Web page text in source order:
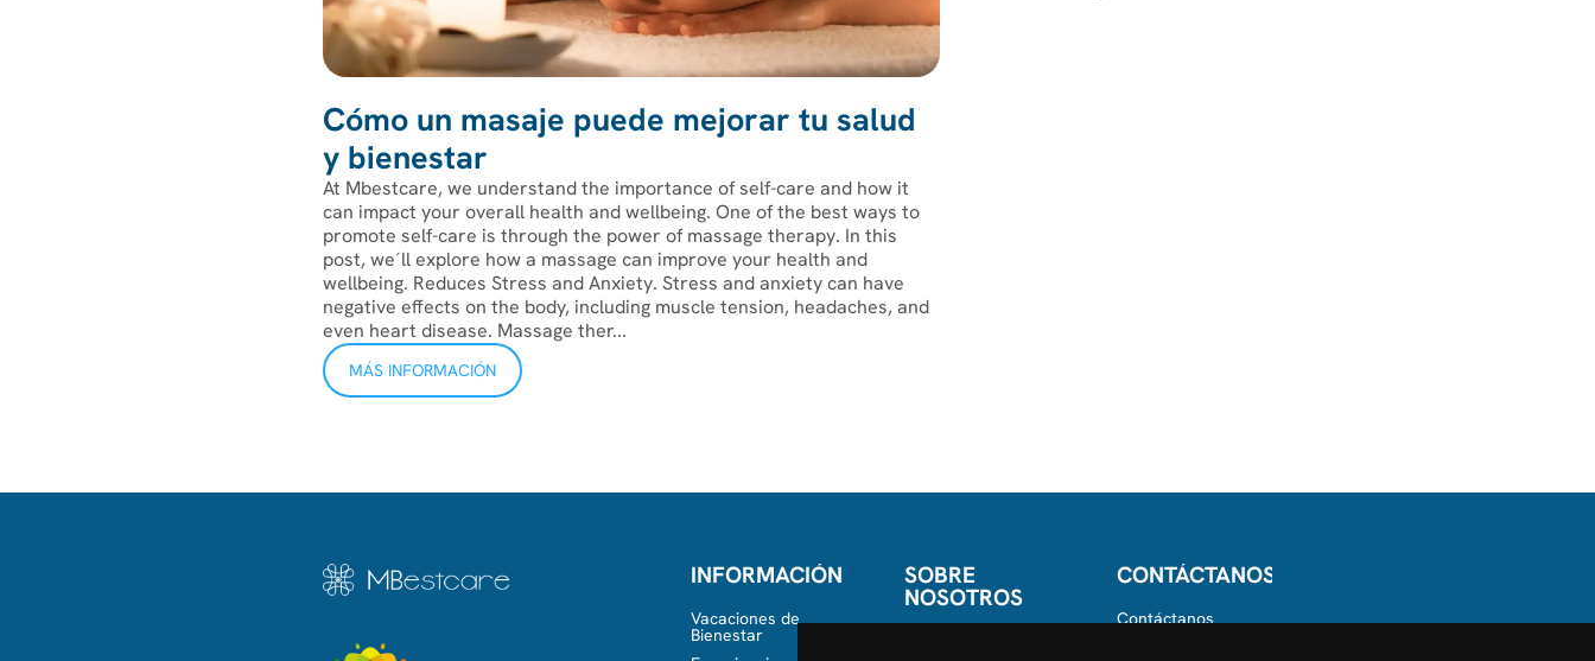
Cómo un masaje puede mejorar tu salud
y bienestar
At Mbestcare, we understand the importance of self-care and how it
can impact your overall health and wellbeing. One of the best ways to
promote self-care is through the power of massage therapy. In this
post, we´ll explore how a massage can improve your health and
wellbeing. Reduces Stress and Anxiety. Stress and anxiety can have
negative effects on the body, including muscle tension, headaches, and
even heart disease. Massage ther...
MÁS INFORMACIÓN
INFORMACIÓN
Vacaciones de
Bienestar
SOBRE
NOSOTROS
CONTÁCTANOS
Contáctanos